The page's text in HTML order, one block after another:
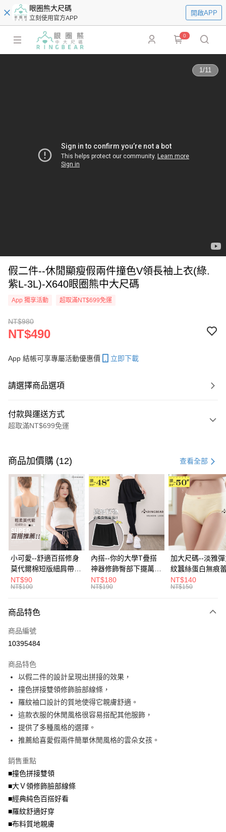
眼圈熊大尺碼
立刻使用官方APP
開啟APP
0
1/11
假二件--休閒顯瘦假兩件撞色V領長袖上衣(綠.
紫L-3L)-X640眼圈熊中大尺碼
App 獨享活動 超取滿NT$699免運
NT$980
NT$490
App 結帳可享專屬活動優惠價 立即下載
請選擇商品選項
付款與運送方式
超取滿NT$699免運
信用卡一次付款
超商取貨付款
LINE Pay
Apple Pay
街口支付
悠遊付
Google Pay
全盈+PAY
大哥付你分期
【大哥付你分期使用說明】
1.本服務由台灣大哥大提供，台灣大哥大用戶可立即使用無須另外申請。
流程，驗證手機門號後，選擇欲分期的期數、繳款截止日，確認付款後即完
成交易。
3.實際核准額度、可分期數及費用金額請依後續交易確認頁面所載為準。
4.訂單成立30分鐘內，如未前往確認交易或遇審核未通過，訂單將自動取
法說明評估內容。
【繳款方式說明】
1.分期款項不併入電信帳單，「大哥付你分期」於每月結算日後寄送繳費提
醒簡訊。
2.透過簡訊連結打開帳單後，可選擇「超商條碼／台灣大直營門市／銀行轉
【注意事項】
1.本服務係由「台灣大哥大股份有限公司」（以下簡稱本公司）所提供，讓
用戶於交易時，得透過本服務購買商品或服務，並由商店將買賣／分期付款
買賣價金債權讓與本公司後，依約使用本公司帳單繳交帳款。
資料（包含姓名、電話或地址）提供予台灣大哥大進項蒐集、處理及利用，
由本公司與您本人進行分期帳單所需資料之確認、核對及更正。
AFTEE先享後付
【關於「AFTEE先享後付」】
AFTEE先享後付是「在收到商品之後才付款」的支付方式。 讓您購物簡單
便利好安心！
１．簡單：不需註冊會員、不需綁卡、不需儲值。
２．便利：只要手機號碼，簡訊認證，即可結帳。
３．安心：先確認商品／服務後，再付款。
【「AFTEE先享後付」結帳流程】
１．於結帳方式選擇「AFTEE先享後付」後，將跳轉至「AFTEE先享後付」
３．收到繳費通知簡訊後14天內，點擊此簡訊中的連結，可透過四大超商／
ATM／網路銀行／等多元方式進行付款，方視為交易完成。
※ 請注意：結帳手續完成當下不需立刻繳費，但若您需要取消訂單，請聯絡
購買商品的店家。未經商家同意取消之訂單仍視為有效，需透過AFTEE先享
後付繳納相關費用。
※ 交易是否成功請以「AFTEE先享後付 」之結帳頁面顯示為準，若有關於
是否繳費成功／繳費後需取消欲退款等相關疑問，請聯繫「AFTEE先享後付
客戶支援中心」
ATM付款
全家取貨付款
每筆NT$70，滿NT$699(含以上)免運費
付款後全家取貨
每筆NT$70，滿NT$699(含以上)免運費
7-11取貨付款
每筆NT$70，滿NT$799(含以上)免運費
付款後7-11取貨
每筆NT$70，滿NT$699(含以上)免運費
商品加價購 (12) 查看全部
小可愛--舒適百搭修身
莫代爾棉短版細肩帶素
色背心(白.黑.灰L-2L)-
U582眼圈熊中大尺碼
NT$90
NT$100
內搭--你的大學T疊搭
神器修飾臀部下擺萬用
內搭裙/遮臀裙(黑2L-
6L)-Q155眼圈熊中大
NT$180
NT$190
加大尺碼--淡雅
紋蠶絲蛋白無痕
角內褲(白.粉.藍.
3L)-L28眼圈熊中
NT$140
NT$150
商品特色
商品編號
10395484
商品特色
以假二件的設計呈現出拼接的效果，
撞色拼接雙領修飾臉部線條，
羅紋袖口設計的質地使得它親膚舒適。
這款衣服的休閒風格很容易搭配其他服飾，
提供了多種風格的選擇。
推薦給喜愛假兩件簡單休閒風格的雲朵女孩。
銷售重點
■撞色拼接雙領
■大Ｖ領修飾臉部線條
■經典純色百搭好看
■羅紋舒適好穿
■布料質地親膚